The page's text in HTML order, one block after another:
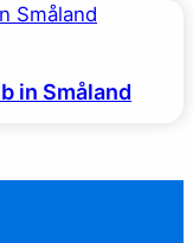
in Småland